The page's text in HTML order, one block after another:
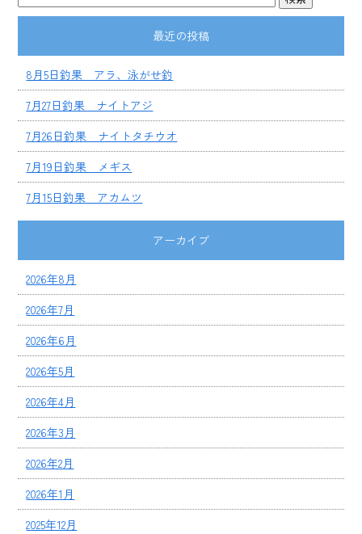
最近の投稿
8月5日釣果 アラ、泳がせ釣
7月27日釣果 ナイトアジ
7月26日釣果 ナイトタチウオ
7月19日釣果 メギス
7月15日釣果 アカムツ
アーカイブ
2026年8月
2026年7月
2026年6月
2026年5月
2026年4月
2026年3月
2026年2月
2026年1月
2025年12月